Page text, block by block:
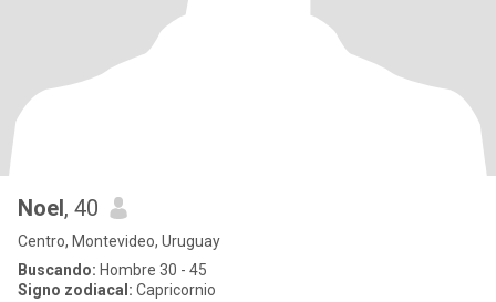
Noel, 40
Centro, Montevideo, Uruguay
Buscando: Hombre 30 - 45
Signo zodiacal: Capricornio